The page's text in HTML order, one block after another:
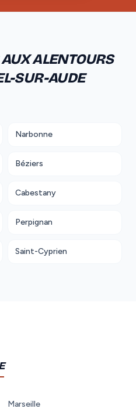
ALENTOURS
SUR-AUDE
Narbonne
Béziers
Cabestany
Perpignan
Saint-Cyprien
Marseille